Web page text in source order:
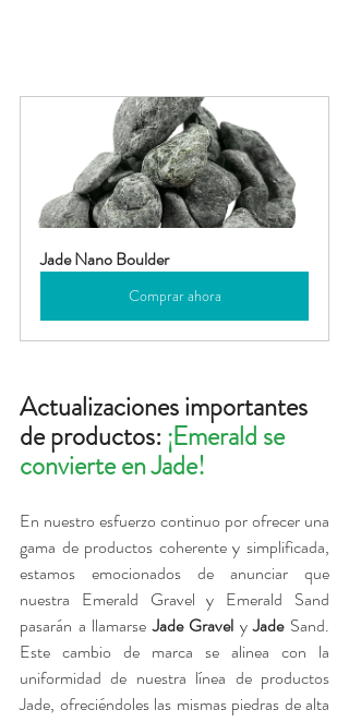
Jade Nano Boulder
Comprar ahora
Actualizaciones importantes
de productos: ¡Emerald se
convierte en Jade!
En nuestro esfuerzo continuo por ofrecer una
gama de productos coherente y simplificada,
estamos emocionados de anunciar que
nuestra Emerald Gravel y Emerald Sand
pasarán a llamarse Jade Gravel y Jade Sand.
Este cambio de marca se alinea con la
uniformidad de nuestra línea de productos
Jade, ofreciéndoles las mismas piedras de alta